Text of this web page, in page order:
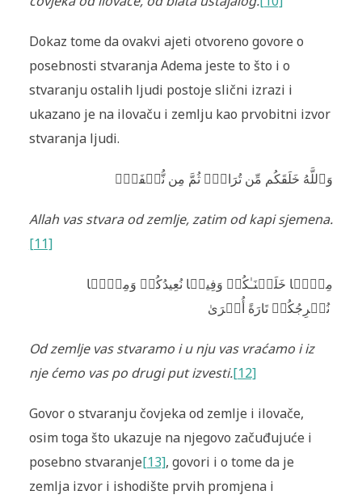
Dokaz tome da ovakvi ajeti otvoreno govore o
posebnosti stvaranja Adema jeste to što i o
stvaranju ostalih ljudi postoje slični izrazi i
ukazano je na ilovaču i zemlju kao prvobitni izvor
stvaranja ljudi.
وَٱللَّهُ خَلَقَكُم مِّن تُرَابٍ۬ ثُمَّ مِن نُّطۡفَةٍ۬
Allah vas stvara od zemlje, zatim od kapi sjemena.
[11]
مِنۡہَا خَلَقۡنَـٰكُمۡ وَفِيہَا نُعِيدُكُمۡ وَمِنۡہَا
نُخۡرِجُكُمۡ تَارَةً أُخۡرَىٰ
Od zemlje vas stvaramo i u nju vas vraćamo i iz
nje ćemo vas po drugi put izvesti.[12]
Govor o stvaranju čovjeka od zemlje i ilovače,
osim toga što ukazuje na njegovo začuđujuće i
posebno stvaranje[13], govori i o tome da je
zemlja izvor i ishodište prvih promjena i